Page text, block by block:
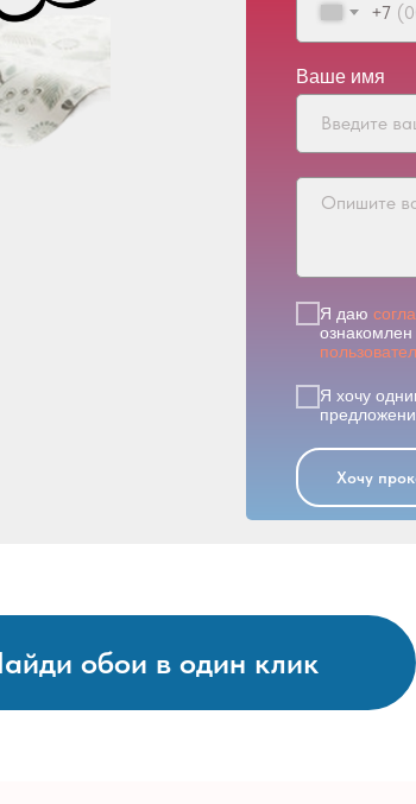
+7
Ваше имя
Я даю
ознакомлен
Я хочу
Хочу
обои в один клик